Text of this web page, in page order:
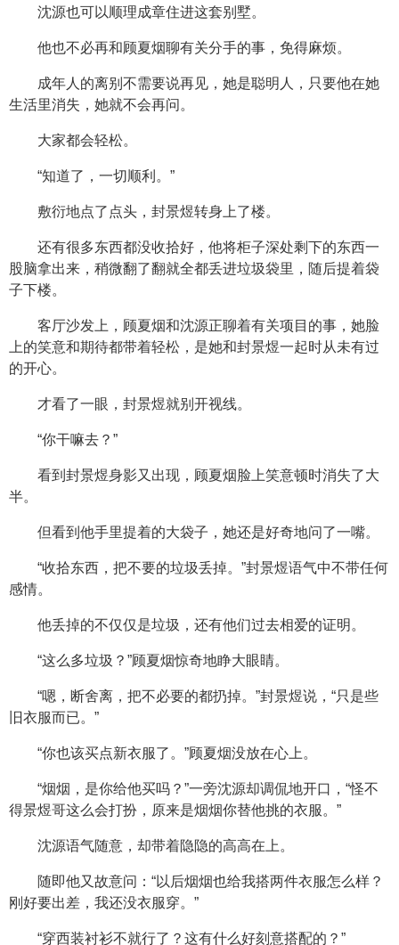
沈源也可以顺理成章住进这套别墅。
他也不必再和顾夏烟聊有关分手的事，免得麻烦。
成年人的离别不需要说再见，她是聪明人，只要他在她
生活里消失，她就不会再问。
大家都会轻松。
“知道了，一切顺利。”
敷衍地点了点头，封景煜转身上了楼。
还有很多东西都没收拾好，他将柜子深处剩下的东西一
股脑拿出来，稍微翻了翻就全都丢进垃圾袋里，随后提着袋
子下楼。
客厅沙发上，顾夏烟和沈源正聊着有关项目的事，她脸
上的笑意和期待都带着轻松，是她和封景煜一起时从未有过
的开心。
才看了一眼，封景煜就别开视线。
“你干嘛去？”
看到封景煜身影又出现，顾夏烟脸上笑意顿时消失了大
半。
但看到他手里提着的大袋子，她还是好奇地问了一嘴。
“收拾东西，把不要的垃圾丢掉。”封景煜语气中不带任何
感情。
他丢掉的不仅仅是垃圾，还有他们过去相爱的证明。
“这么多垃圾？”顾夏烟惊奇地睁大眼睛。
“嗯，断舍离，把不必要的都扔掉。”封景煜说，“只是些
旧衣服而已。”
“你也该买点新衣服了。”顾夏烟没放在心上。
“烟烟，是你给他买吗？”一旁沈源却调侃地开口，“怪不
得景煜哥这么会打扮，原来是烟烟你替他挑的衣服。”
沈源语气随意，却带着隐隐的高高在上。
随即他又故意问：“以后烟烟也给我搭两件衣服怎么样？
刚好要出差，我还没衣服穿。”
“穿西装衬衫不就行了？这有什么好刻意搭配的？”